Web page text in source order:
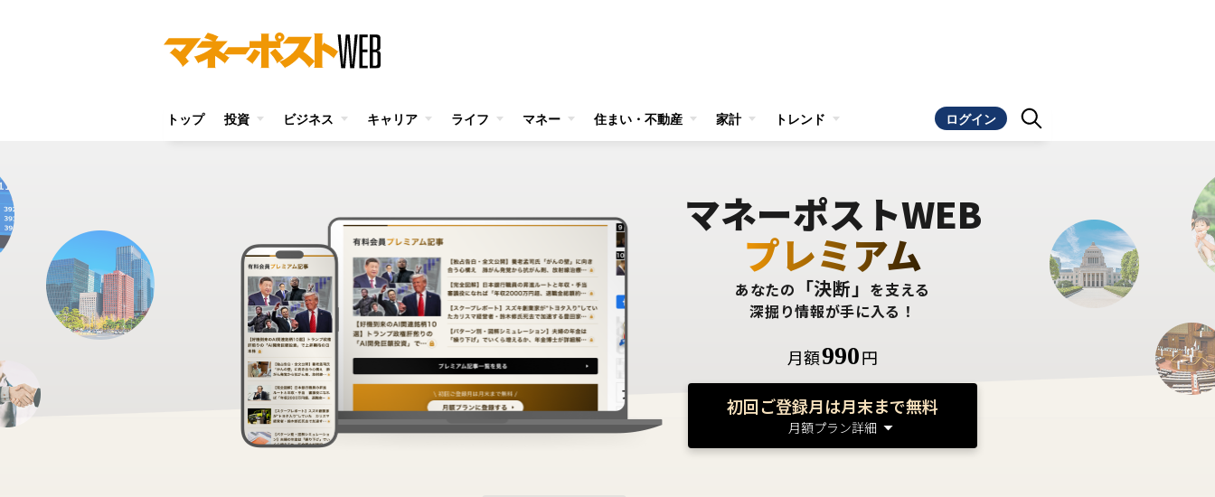
トップ 投資 ビジネス キャリア ライフ マネー 住まい・不動産 家計 トレンド ログイン
マネーポストWEB
プレミアム
あなたの 「決断」 を支える
深掘り情報が手に入る！
月額990円
初回ご登録月は月末まで無料
月額プラン詳細